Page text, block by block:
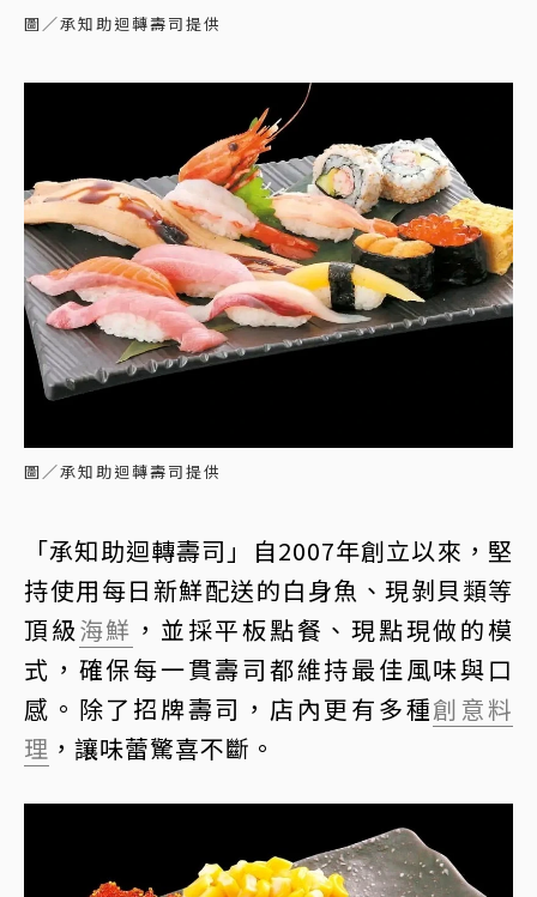
圖／承知助迴轉壽司提供
圖／承知助迴轉壽司提供
「承知助迴轉壽司」自2007年創立以來，堅
持使用每日新鮮配送的白身魚、現剝貝類等
頂級海鮮 ，並採平板點餐、現點現做的模
式，確保每一貫壽司都維持最佳風味與口
感。除了招牌壽司，店內更有多種創意料
理 ，讓味蕾驚喜不斷。